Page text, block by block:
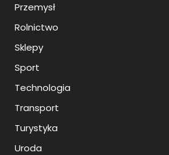
Przemysł
Rolnictwo
Sklepy
Sport
Technologia
Transport
Turystyka
Uroda